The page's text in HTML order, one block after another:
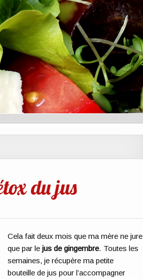
du jus
Cela fait deux mois que ma mère ne jure
que par lejus de gingembre. Toutes les
semaines, je récupère ma petite
bouteille de jus pour l’accompagner